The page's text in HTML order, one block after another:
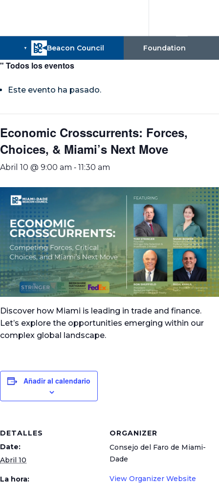
" Todos los eventos
Este evento ha pasado.
Economic Crosscurrents: Forces,
Choices, & Miami’s Next Move
Abril 10 @ 9:00 am - 11:30 am
Discover how Miami is leading in trade and finance.
Let’s explore the opportunities emerging within our
complex global landscape.
Añadir al calendario
DETALLES
Date:
Abril 10
La hora:
ORGANIZER
Consejo del Faro de Miami-
Dade
View Organizer Website